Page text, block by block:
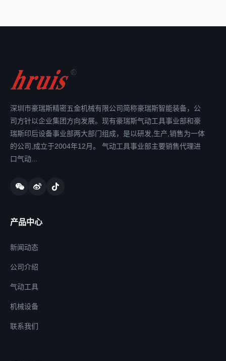
深圳市豪瑞斯精密五金机械有限公司简称豪瑞斯智能装备，公
司方针以企业集团方向发展。现有豪瑞斯气动工具事业部和豪
瑞斯印后设备事业部两大部门组成，是以研发,生产,销售为一体
的公司,成立于2004年12月。 气动工具事业部主要销售代理进
口气动...
产品中心
新闻动态
公司介绍
气动工具
机械设备
联系我们